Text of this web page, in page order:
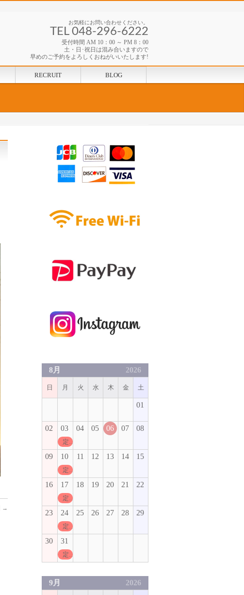
お気軽にお問い合わせください。
TEL 048-296-6222
受付時間 AM 10：00 ～ PM 8：00
土・日･祝日は混み合いますので
早めのご予約をよろしくおねがいいたします!
RECRUIT BLOG
→
8月 2026
日 月 火 水 木 金 土
01
02 03
定休日
04 05 06 07 08
09 10
定休日
11 12 13 14 15
16 17
定休日
18 19 20 21 22
23 24
定休日
25 26 27 28 29
30 31
定休日
9月 2026